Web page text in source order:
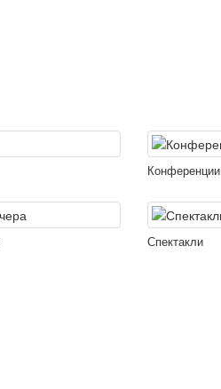
Конференции
Спектакли